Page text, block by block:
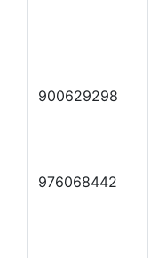
900629298
976068442